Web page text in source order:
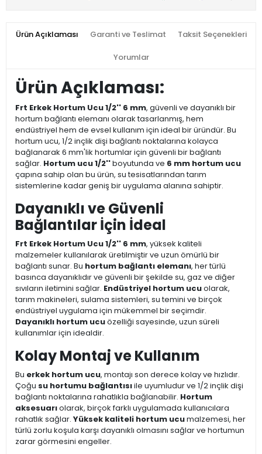
Ürün Açıklaması Garanti ve Teslimat Taksit Seçenekleri
Yorumlar
Ürün Açıklaması:
Frt Erkek Hortum Ucu 1/2'' 6 mm, güvenli ve dayanıklı bir
hortum bağlantı elemanı olarak tasarlanmış, hem
endüstriyel hem de evsel kullanım için ideal bir üründür. Bu
hortum ucu, 1/2 inçlik dişi bağlantı noktalarına kolayca
bağlanarak 6 mm'lik hortumlar için güvenli bir bağlantı
sağlar. Hortum ucu 1/2''boyutunda ve 6 mm hortum ucu
çapına sahip olan bu ürün, su tesisatlarından tarım
sistemlerine kadar geniş bir uygulama alanına sahiptir.
Dayanıklı ve Güvenli
Bağlantılar İçin İdeal
Frt Erkek Hortum Ucu 1/2'' 6 mm, yüksek kaliteli
malzemeler kullanılarak üretilmiştir ve uzun ömürlü bir
bağlantı sunar. Bu hortum bağlantı elemanı, her türlü
basınca dayanıklıdır ve güvenli bir şekilde su, gaz ve diğer
sıvıların iletimini sağlar. Endüstriyel hortum ucuolarak,
tarım makineleri, sulama sistemleri, su temini ve birçok
endüstriyel uygulama için mükemmel bir seçimdir.
Dayanıklı hortum ucuözelliği sayesinde, uzun süreli
kullanımlar için idealdir.
Kolay Montaj ve Kullanım
Bu erkek hortum ucu, montajı son derece kolay ve hızlıdır.
Çoğu su hortumu bağlantısıile uyumludur ve 1/2 inçlik dişi
bağlantı noktalarına rahatlıkla bağlanabilir. Hortum
aksesuarıolarak, birçok farklı uygulamada kullanıcılara
rahatlık sağlar. Yüksek kaliteli hortum ucumalzemesi, her
türlü zorlu koşula karşı dayanıklı olmasını sağlar ve hortumun
zarar görmesini engeller.